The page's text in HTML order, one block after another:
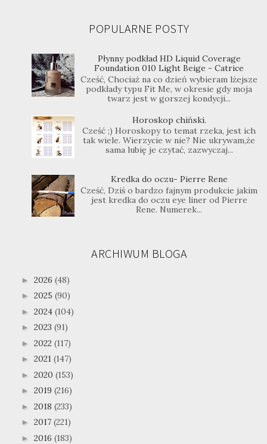
POPULARNE POSTY
Płynny podkład HD Liquid Coverage
Foundation 010 Light Beige - Catrice
Cześć, Chociaż na co dzień wybieram lżejsze
podkłady typu Fit Me, w okresie gdy moja
twarz jest w gorszej kondycji...
Horoskop chiński.
Cześć ;) Horoskopy to temat rzeka, jest ich
tak wiele. Wierzycie w nie? Nie ukrywam,że
sama lubię je czytać, zazwyczaj...
Kredka do oczu- Pierre Rene
Cześć, Dziś o bardzo fajnym produkcie jakim
jest kredka do oczu eye liner od Pierre
Rene. Numerek...
ARCHIWUM BLOGA
► 2026 (48)
► 2025 (90)
► 2024 (104)
► 2023 (91)
► 2022 (117)
► 2021 (147)
► 2020 (153)
► 2019 (216)
► 2018 (233)
► 2017 (221)
► 2016 (183)